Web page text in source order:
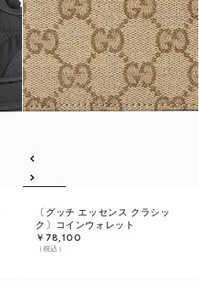
〔グッチ エッセンス クラシッ
ク〕コインウォレット
￥78,100
（税込）